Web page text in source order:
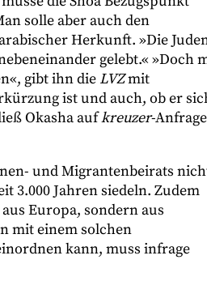
solle aber auch den
Herkunft. »Die
gelebt.« »Doch
gibt ihn die LVZmit
ist und auch, ob er
Okasha aufkreuzer-Anfrage
und Migrantenbeirats
3.000 Jahren siedeln. Zudem
Europa, sondern aus
mit einem solchen
kann, muss infrage